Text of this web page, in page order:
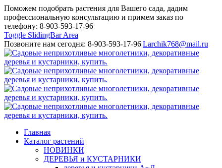
Поможем подобрать растения для Вашего сада, дадим
профессиональную консультацию и примем заказ по
телефону: 8-903-593-17-96
Toggle SlidingBar Area
Позвоните нам сегодня: 8-903-593-17-96|Larchik768@mail.ru
Главная
Каталог растений
НОВИНКИ
ДЕРЕВЬЯ и КУСТАРНИКИ